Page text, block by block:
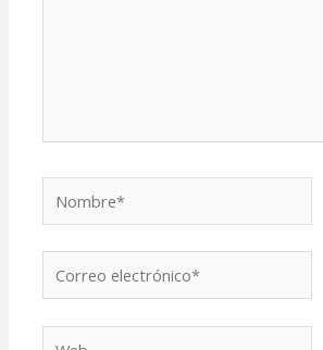
electrónico*